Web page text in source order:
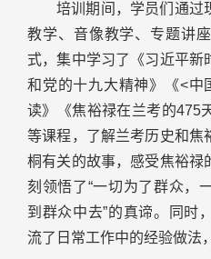
培训期间，学员们通过
教学、音像教学、专题讲
式，集中学习了《习近平新
和党的十九大精神》《<中
读》《焦裕禄在兰考的475
等课程，了解兰考历史和焦
桐有关的故事，感受焦裕禄
刻领悟了“一切为了群众，
到群众中去”的真谛。同时
流了日常工作中的经验做法